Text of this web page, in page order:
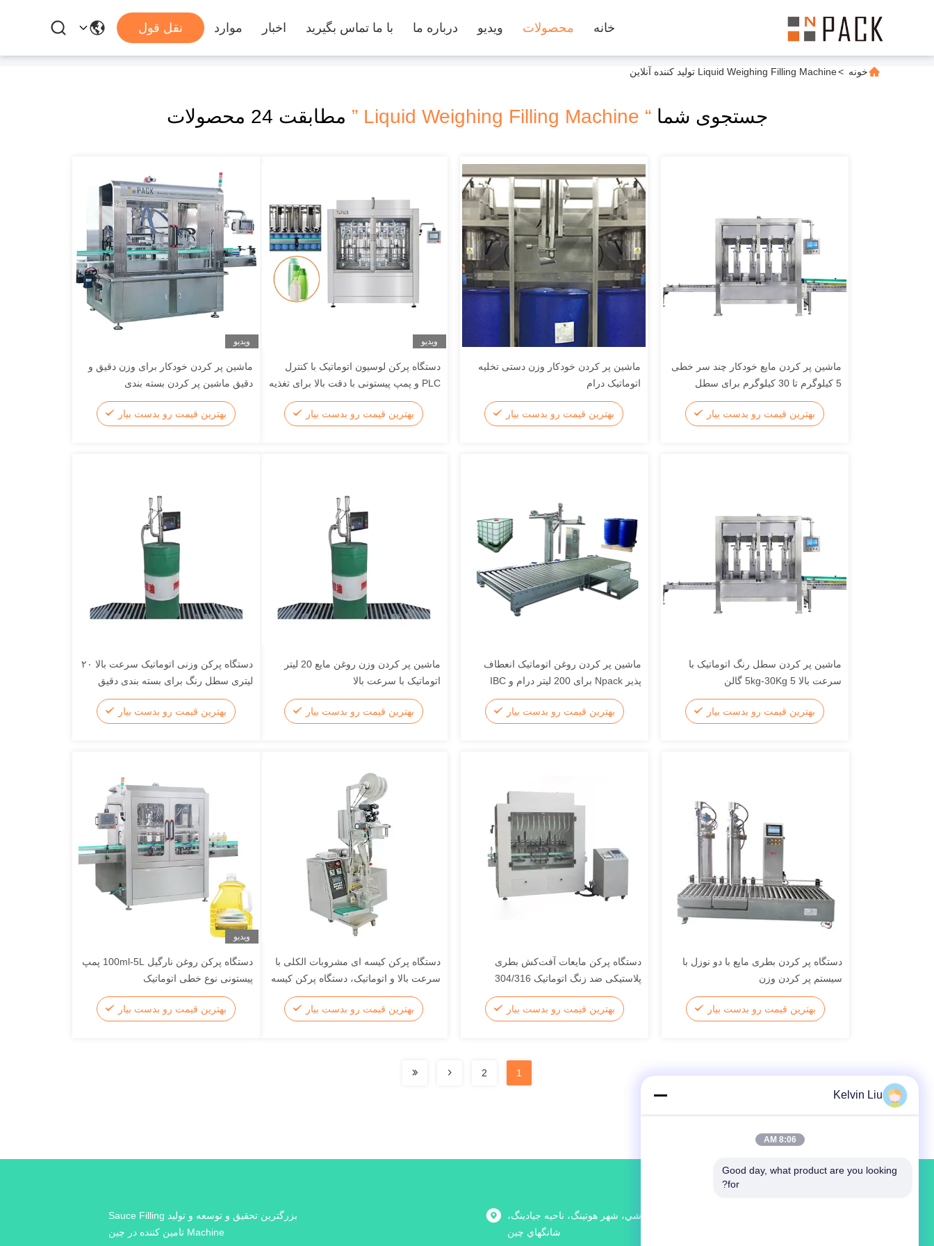
خانه محصولات ویدیو درباره ما با ما تماس بگیرید اخبار موارد نقل قول
خونه >Liquid Weighing Filling Machine تولید کننده آنلاین
جستجوی شما“ Liquid Weighing Filling Machine ” مطابقت 24 محصولات
ماشین پر کردن مایع خودکار چند سر خطی
5 کیلوگرم تا 30 کیلوگرم برای سطل
بهترین قیمت رو بدست بیار
ماشین پر کردن خودکار وزن دستی تخلیه
اتوماتیک درام
بهترین قیمت رو بدست بیار
ویدیو
دستگاه پرکن لوسیون اتوماتیک با کنترل
PLC و پمپ پیستونی با دقت بالا برای تغذیه
چند اتاقه
بهترین قیمت رو بدست بیار
ویدیو
ماشین پر کردن خودکار برای وزن دقیق و
دقیق ماشین پر کردن بسته بندی
بهترین قیمت رو بدست بیار
ماشین پر کردن سطل رنگ اتوماتیک با
سرعت بالا 5kg-30Kg 5 گالن
بهترین قیمت رو بدست بیار
ماشین پر کردن روغن اتوماتیک انعطاف
پذیر Npack برای 200 لیتر درام و IBC
بهترین قیمت رو بدست بیار
ماشین پر کردن وزن روغن مایع 20 لیتر
اتوماتیک با سرعت بالا
بهترین قیمت رو بدست بیار
دستگاه پرکن وزنی اتوماتیک سرعت بالا ۲۰
لیتری سطل رنگ برای بسته بندی دقیق
مایعات
بهترین قیمت رو بدست بیار
دستگاه پر کردن بطری مایع با دو نوزل با
سیستم پر کردن وزن
بهترین قیمت رو بدست بیار
دستگاه پرکن مایعات آفت‌کش بطری
پلاستیکی ضد زنگ اتوماتیک 304/316
بهترین قیمت رو بدست بیار
دستگاه پرکن کیسه ای مشروبات الکلی با
سرعت بالا و اتوماتیک، دستگاه پرکن کیسه
ای شراب با کنترل PLC
بهترین قیمت رو بدست بیار
ویدیو
دستگاه پرکن روغن نارگیل 100ml-5L پمپ
پیستونی نوع خطی اتوماتیک
بهترین قیمت رو بدست بیار
1
2
نه، نه2715جاده گاشي، شهر هوتينگ، ناحيه جيادينگ،
شانگهاي چين
بزرگترین تحقیق و توسعه و تولید Sauce Filling
Machine تامین کننده در چین
Kelvin Liu
8:06 AM
Good day, what product are you looking
for?